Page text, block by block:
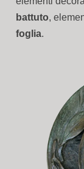
battuto,
foglia.